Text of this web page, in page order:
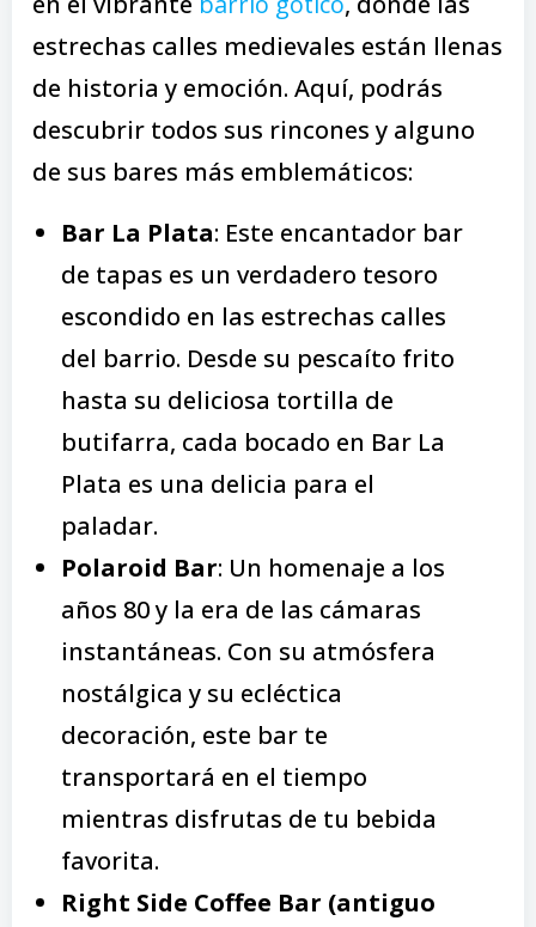
estrechas calles medievales están llenas
de historia y emoción. Aquí, podrás
descubrir todos sus rincones y alguno
de sus bares más emblemáticos:
Bar La Plata: Este encantador bar
de tapas es un verdadero tesoro
escondido en las estrechas calles
del barrio. Desde su pescaíto frito
hasta su deliciosa tortilla de
butifarra, cada bocado en Bar La
Plata es una delicia para el
paladar.
Polaroid Bar: Un homenaje a los
años 80 y la era de las cámaras
instantáneas. Con su atmósfera
nostálgica y su ecléctica
decoración, este bar te
transportará en el tiempo
mientras disfrutas de tu bebida
favorita.
Right Side Coffee Bar (antiguo